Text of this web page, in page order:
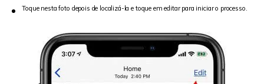
Toque nesta foto depois de localizá-la e toque em editar para iniciar o processo.